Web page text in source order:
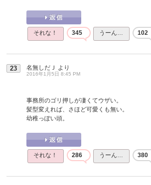
それな！ 345 うーん… 102
23 名無しだＪ より
2016年1月5日 8:45 PM
事務所のゴリ押しが凄くてウザい。
髪型変えれば、さほど可愛くも無い。
幼稚っぽい頭。
それな！ 286 うーん… 380